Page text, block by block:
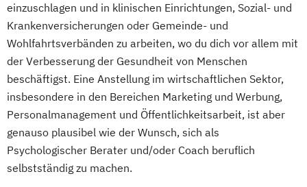
einzuschlagen und in klinischen Einrichtungen, Sozial- und
Krankenversicherungen oder Gemeinde- und
Wohlfahrtsverbänden zu arbeiten, wo du dich vor allem mit
der Verbesserung der Gesundheit von Menschen
beschäftigst. Eine Anstellung im wirtschaftlichen Sektor,
insbesondere in den Bereichen Marketing und Werbung,
Personalmanagement und Öffentlichkeitsarbeit, ist aber
genauso plausibel wie der Wunsch, sich als
Psychologischer Berater und/oder Coach beruflich
selbstständig zu machen.